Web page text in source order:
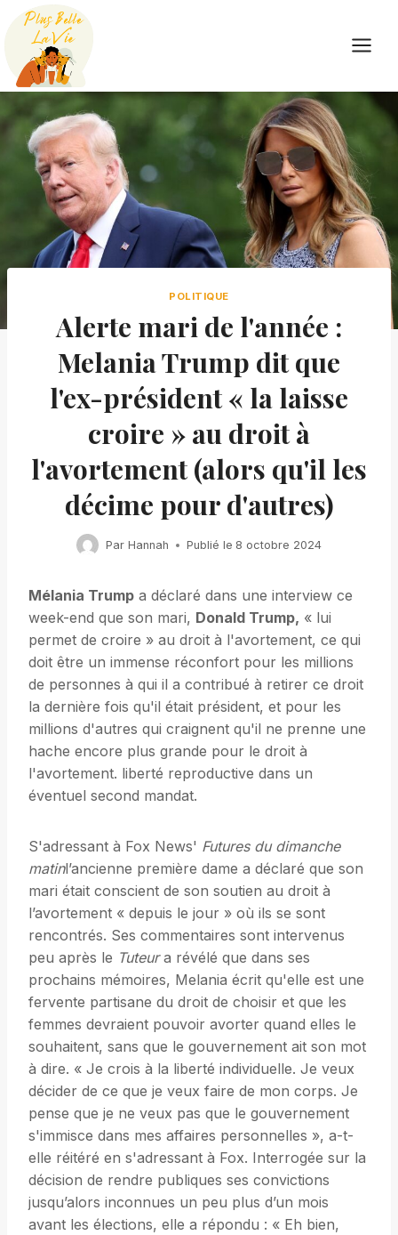
Skip
content
POLITIQUE
Alerte mari de l'année :
Melania Trump dit que
l'ex-président « la laisse
croire » au droit à
l'avortement (alors qu'il les
décime pour d'autres)
Par Hannah Publié le 8 octobre 2024
Mélania Trump a déclaré dans une interview ce
week-end que son mari, Donald Trump, « lui
permet de croire » au droit à l'avortement, ce qui
doit être un immense réconfort pour les millions
de personnes à qui il a contribué à retirer ce droit
la dernière fois qu'il était président, et pour les
millions d'autres qui craignent qu'il ne prenne une
hache encore plus grande pour le droit à
l'avortement. liberté reproductive dans un
éventuel second mandat.
S'adressant à Fox News' Futures du dimanche
matinl’ancienne première dame a déclaré que son
mari était conscient de son soutien au droit à
l’avortement « depuis le jour » où ils se sont
rencontrés. Ses commentaires sont intervenus
peu après le Tuteura révélé que dans ses
prochains mémoires, Melania écrit qu'elle est une
fervente partisane du droit de choisir et que les
femmes devraient pouvoir avorter quand elles le
souhaitent, sans que le gouvernement ait son mot
à dire. « Je crois à la liberté individuelle. Je veux
décider de ce que je veux faire de mon corps. Je
pense que je ne veux pas que le gouvernement
s'immisce dans mes affaires personnelles », a-t-
elle réitéré en s'adressant à Fox. Interrogée sur la
décision de rendre publiques ses convictions
jusqu’alors inconnues un peu plus d’un mois
avant les élections, elle a répondu : « Eh bien,